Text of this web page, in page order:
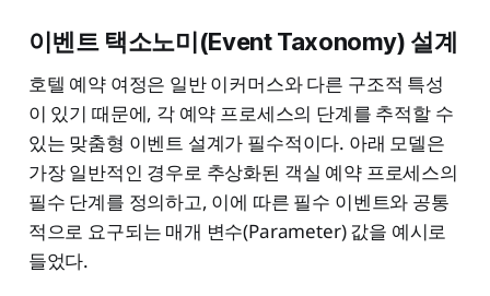
이벤트 택소노미(Event Taxonomy) 설계
호텔 예약 여정은 일반 이커머스와 다른 구조적 특성
이 있기 때문에, 각 예약 프로세스의 단계를 추적할 수
있는 맞춤형 이벤트 설계가 필수적이다. 아래 모델은
가장 일반적인 경우로 추상화된 객실 예약 프로세스의
필수 단계를 정의하고, 이에 따른 필수 이벤트와 공통
적으로 요구되는 매개 변수(Parameter) 값을 예시로
들었다.